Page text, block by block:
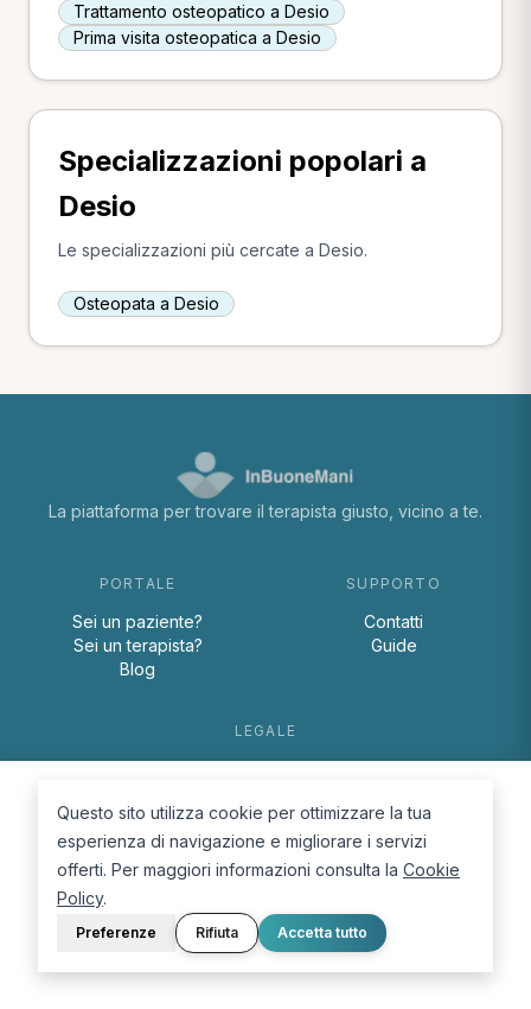
Trattamento osteopatico a Desio
Prima visita osteopatica a Desio
Specializzazioni popolari a
Desio
Le specializzazioni più cercate a Desio.
Osteopata a Desio
La piattaforma per trovare il terapista giusto, vicino a te.
PORTALE
Sei un paziente?
Sei un terapista?
Blog
SUPPORTO
Contatti
Guide
LEGALE
Cookie Policy
© 2026 D.Lab S.r.l. — InBuoneMani
Questo sito utilizza cookie per ottimizzare la tua
esperienza di navigazione e migliorare i servizi
offerti. Per maggiori informazioni consulta la Cookie
Policy.
Preferenze Rifiuta Accetta tutto